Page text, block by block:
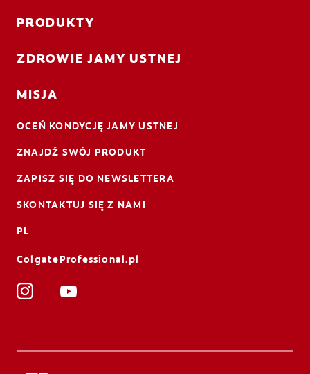
PRODUKTY
ZDROWIE JAMY USTNEJ
MISJA
OCEŃ KONDYCJĘ JAMY USTNEJ
ZNAJDŹ SWÓJ PRODUKT
ZAPISZ SIĘ DO NEWSLETTERA
SKONTAKTUJ SIĘ Z NAMI
PL
ColgateProfessional.pl